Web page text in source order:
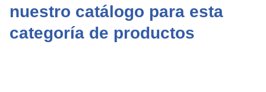
nuestro catálogo para esta
categoría de productos